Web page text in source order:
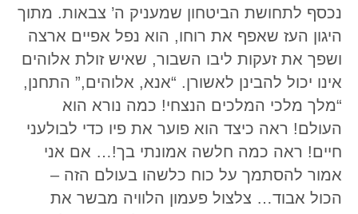
נכסף לתחושת הביטחון שמעניק ה’ צבאות. מתוך
היגון העז שאפף את רוחו, הוא נפל אפיים ארצה
ושפך את זעקות ליבו השבור, שאיש זולת אלוהים
אינו יכול להבינן לאשורן. “אנא, אלוהים,” התחנן,
“מלך מלכי המלכים הנצחי! כמה נורא הוא
העולם! ראה כיצד הוא פוער את פיו כדי לבולעני
חיים! ראה כמה חלשה אמונתי בך!… אם אני
אמור להסתמך על כוח כלשהו בעולם הזה –
הכול אבוד… צלצול פעמון הלוויה מבשר את